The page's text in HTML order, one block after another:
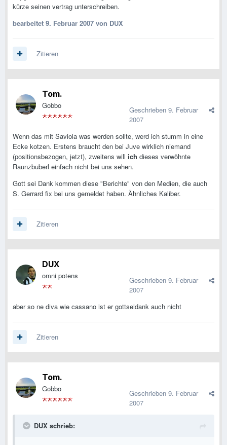
kürze seinen vertrag unterschreiben.
bearbeitet 9. Februar 2007 von DUX
Zitieren
Tom.
Gobbo Geschrieben 9. Februar
2007
Wenn das mit Saviola was werden sollte, werd ich stumm in eine
Ecke kotzen. Erstens braucht den bei Juve wirklich niemand
(positionsbezogen, jetzt), zweitens will ich dieses verwöhnte
Raunzbuberl einfach nicht bei uns sehen.
Gott sei Dank kommen diese "Berichte" von den Medien, die auch
S. Gerrard fix bei uns gemeldet haben. Ähnliches Kaliber.
Zitieren
DUX
omni potens Geschrieben 9. Februar
2007
aber so ne diva wie cassano ist er gottseidank auch nicht
Zitieren
Tom.
Gobbo Geschrieben 9. Februar
2007
DUX schrieb: